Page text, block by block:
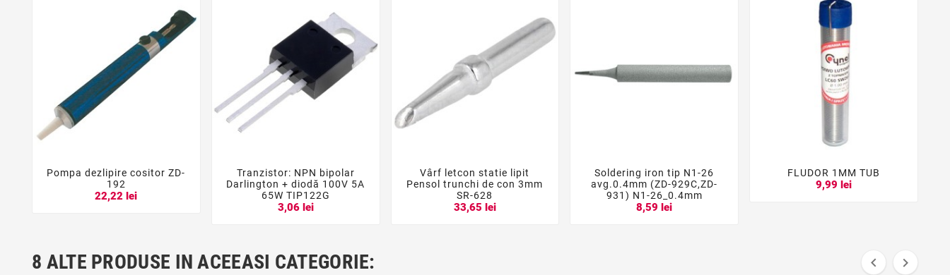

Pompa dezlipire cositor ZD-
192
22,22 lei
  
Tranzistor: NPN bipolar
Darlington + diodă 100V 5A
65W TIP122G
3,06 lei
  
Vârf letcon statie lipit
Pensol trunchi de con 3mm
SR-628
33,65 lei
  
Soldering iron tip N1-26
avg.0.4mm (ZD-929C,ZD-
931) N1-26_0.4mm
8,59 lei

FLUDOR 1MM TUB
9,99 lei
8 ALTE PRODUSE IN ACEEASI CATEGORIE:  